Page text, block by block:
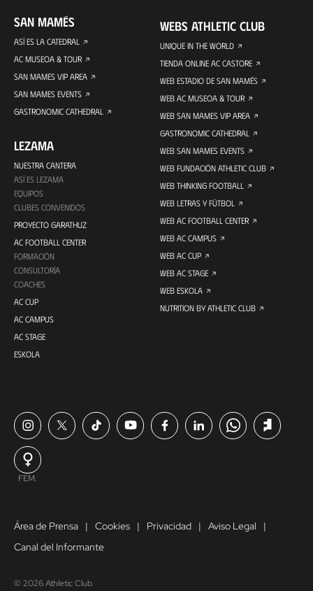
SAN MAMÉS
ASÍ ES LA CATEDRAL
AC MUSEOA & TOUR
SAN MAMES VIP AREA
SAN MAMES EVENTS
GASTRONOMIC CATHEDRAL
LEZAMA
NUESTRA CANTERA
ASÍ ES LEZAMA
EQUIPOS
CLUBES CONVENIDOS
PROYECTO GARATHUZ
AC FOOTBALL CENTER
FORMACIÓN
CONSULTORÍA
COACHES
AC CUP
AC CAMPUS
AC STAGE
ESKOLA
WEBS ATHLETIC CLUB
UNIQUE IN THE WORLD
TIENDA ONLINE AC CASTORE
WEB ESTADIO DE SAN MAMÉS
WEB AC MUSEOA & TOUR
WEB SAN MAMES VIP AREA
GASTRONOMIC CATHEDRAL
WEB SAN MAMES EVENTS
WEB FUNDACIÓN ATHLETIC CLUB
WEB THINKING FOOTBALL
WEB LETRAS Y FÚTBOL
WEB AC FOOTBALL CENTER
WEB AC CAMPUS
WEB AC CUP
WEB AC STAGE
WEB ESKOLA
NUTRITION BY ATHLETIC CLUB
FEM.
Área de Prensa Cookies Privacidad
Aviso Legal
Canal del Informante
© 2026 Athletic Club